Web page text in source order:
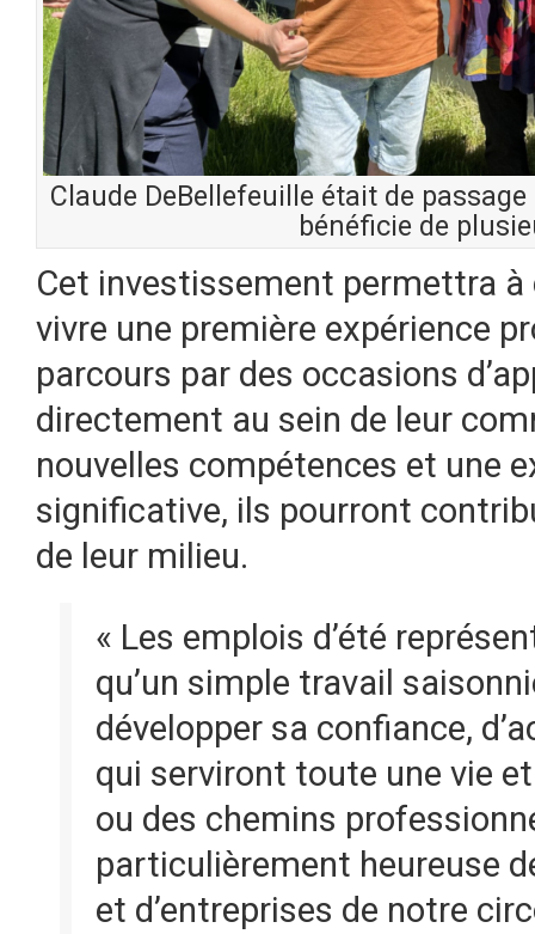
Claude DeBellefeuille était de
bénéficie de
Cet investissement permettra à
vivre une première expérience
parcours par des occasions
directement au sein de leur
nouvelles compétences et une
significative, ils pourront
de leur milieu.
« Les emplois d’été
qu’un simple travail
développer sa confiance,
qui serviront toute une vie
ou des chemins
particulièrement heureuse
et d’entreprises de notre